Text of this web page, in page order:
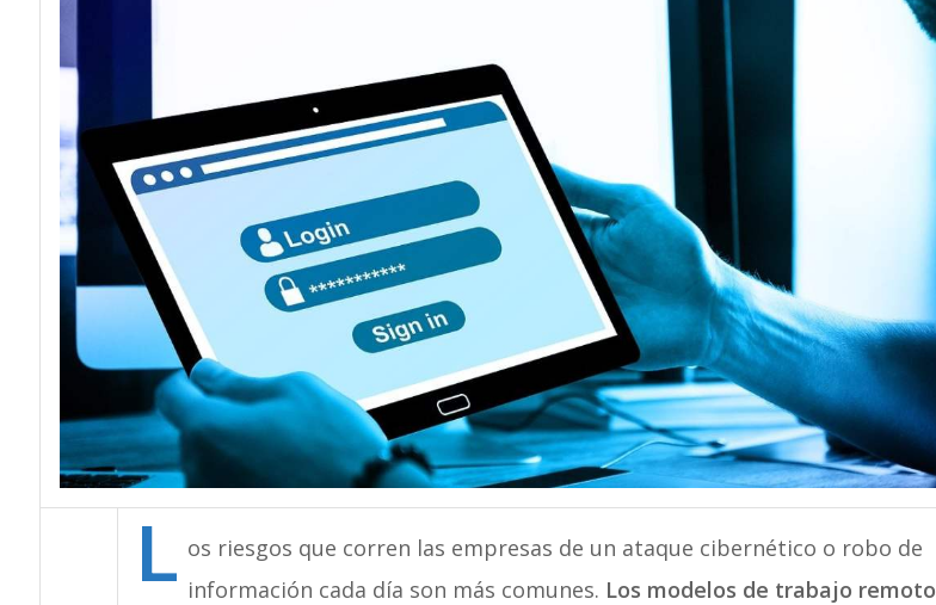
L os riesgos que corren las empresas de un ataque cibernético o robo de
información cada día son más comunes. Los modelos de trabajo remoto